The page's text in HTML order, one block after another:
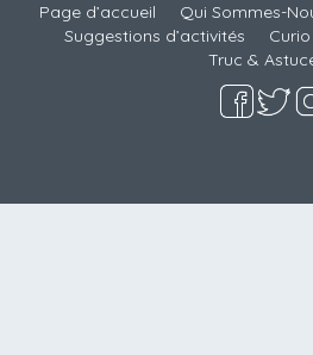
Page d’accueil Qui Sommes-
Suggestions d’activités
Truc &